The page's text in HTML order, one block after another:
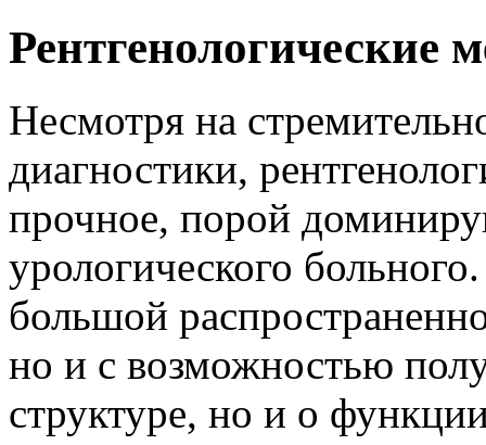
Рентгенологические
Несмотря на
диагностики,
прочное, порой
урологического
большой
но и с возможностью
структуре, но и о